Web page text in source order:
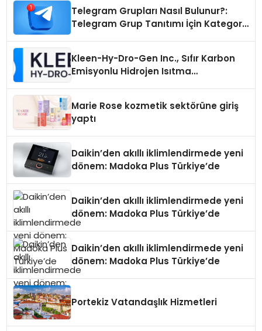
Telegram Grupları Nasıl Bulunur?:
Telegram Grup Tanıtımı İçin Kategori
Kleen-Hy-Dro-Gen Inc., Sıfır Karbon
Emisyonlu Hidrojen Isıtma
Marie Rose kozmetik sektörüne giriş
yaptı
Daikin’den akıllı iklimlendirmede yeni
dönem: Madoka Plus Türkiye’de
Daikin’den akıllı iklimlendirmede yeni
dönem: Madoka Plus Türkiye’de
Daikin’den akıllı iklimlendirmede yeni
dönem: Madoka Plus Türkiye’de
Portekiz Vatandaşlık Hizmetleri